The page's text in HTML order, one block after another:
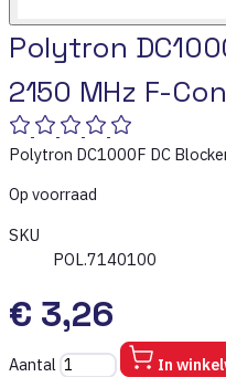
Polytron
2150 MHz F-
Polytron DC1000F DC
Op voorraad
SKU
POL.7140100
€ 3,26
Aantal In